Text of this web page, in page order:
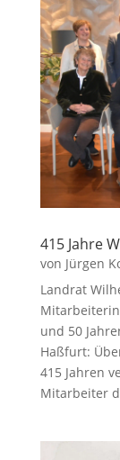
415 Jahre
von Jürgen
Landrat
und 50
Haßfurt:
415 Jahren
Mitarbeiter